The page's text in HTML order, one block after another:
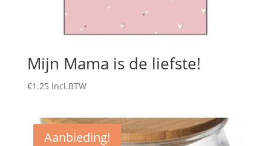
Mijn Mama is de liefste!
€1.25 Incl.BTW
Aanbieding!